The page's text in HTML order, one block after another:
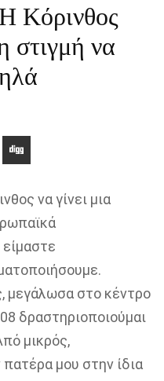
Κόρινθος
στιγμή να
να γίνει μια
μεγάλωσα στο κέντρο
δραστηριοποιούμαι
μικρός,
μου στην ίδια